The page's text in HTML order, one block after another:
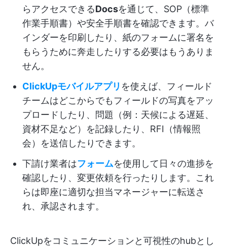
らアクセスできるDocsを通じて、SOP（標準
作業手順書）や安全手順書を確認できます。バ
インダーを印刷したり、紙のフォームに署名を
もらうために奔走したりする必要はもうありま
せん。
ClickUpモバイルアプリ を使えば、フィールド
チームはどこからでもフィールドの写真をアッ
プロードしたり、問題（例：天候による遅延、
資材不足など）を記録したり、RFI（情報照
会）を送信したりできます。
下請け業者はフォームを使用して日々の進捗を
確認したり、変更依頼を行ったりします。これ
らは即座に適切な担当マネージャーに転送さ
れ、承認されます。
ClickUpをコミュニケーションと可視性のhubとし